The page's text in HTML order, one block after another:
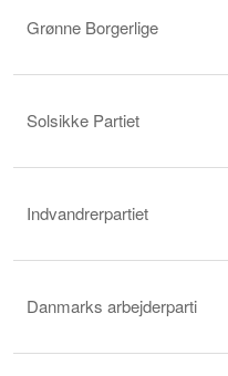
Grønne Borgerlige
Solsikke Partiet
Indvandrerpartiet
Danmarks arbejderparti